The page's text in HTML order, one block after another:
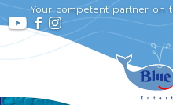
Your competent partner on